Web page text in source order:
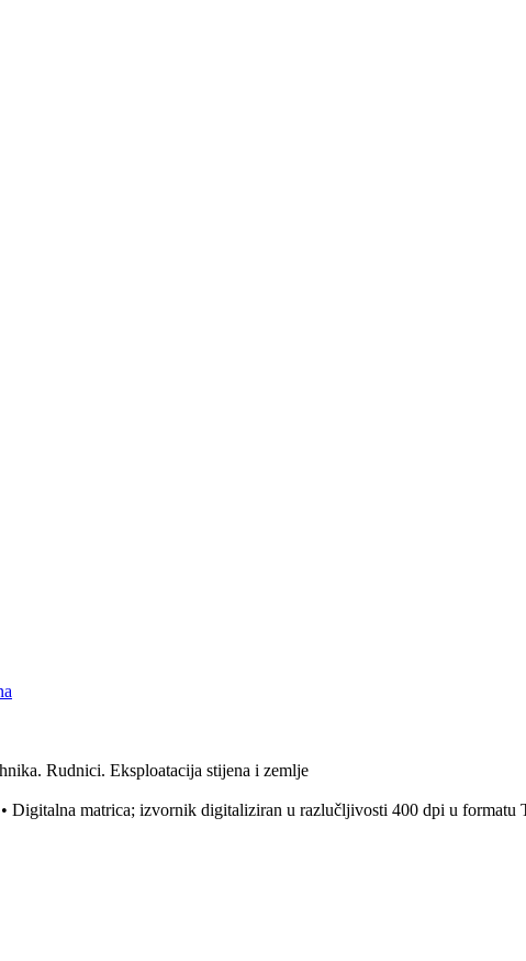
Rudnici. Eksploatacija stijena i zemlje
• Digitalna matrica; izvornik digitaliziran u razlučljivosti 400 dpi u